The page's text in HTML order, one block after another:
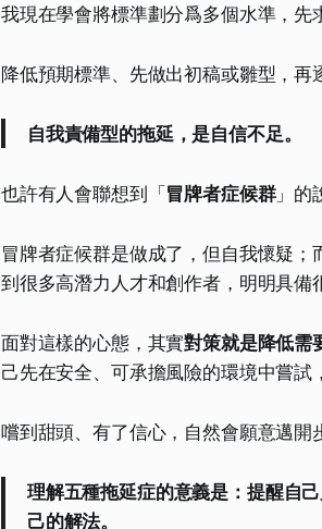
我現在學會將標準劃分爲多個水準，先
降低預期標準、先做出初稿或雛型，再
自我責備型的拖延，是自信不足。
也許有人會聯想到「冒牌者症候群」的
冒牌者症候群是做成了，但自我懷疑
到很多高潛力人才和創作者，明明具備
面對這樣的心態，其實對策就是降低需
己先在安全、可承擔風險的環境中嘗試
嚐到甜頭、有了信心，自然會願意邁開
理解五種拖延症的意義是：提醒自
己的解法。